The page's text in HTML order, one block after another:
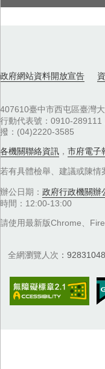
政府網站資料開放宣告
407610臺中市西屯區臺灣
行動代表號：0910-
撥：(04)2220-3585
各機關聯絡資訊 ， 市府電子
若有具體檢舉、建議或陳情
辦公日期： 政府行政機關辦
時間：12:00-13:00
請使用最新版Chrome、
全網瀏覽人次